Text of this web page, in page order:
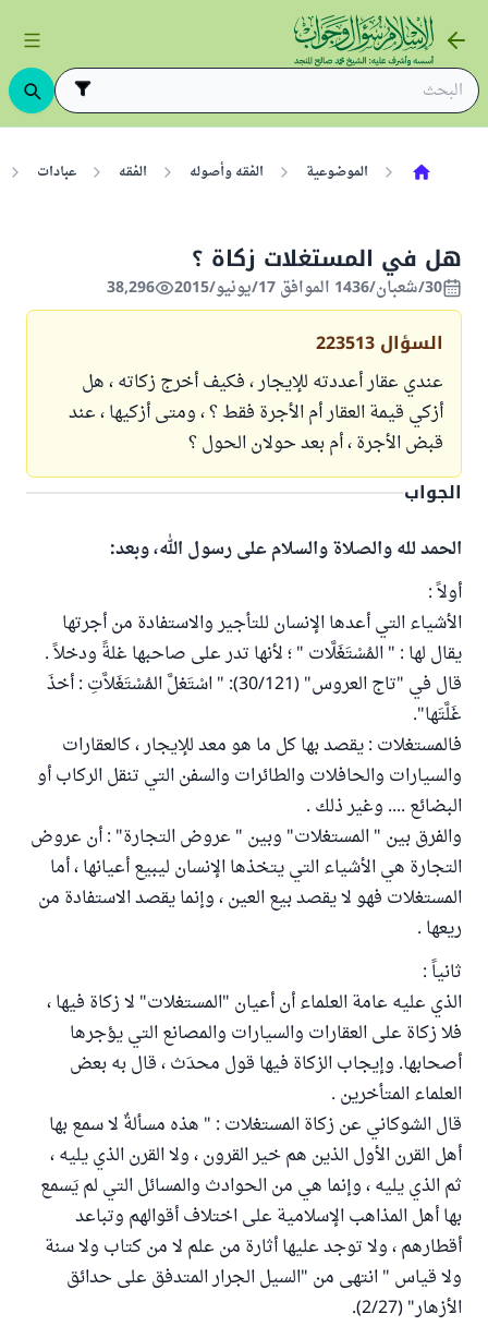
الموضوعية الفقه وأصوله الفقه عبادات
هل في المستغلات زكاة ؟
30/شعبان/1436 الموافق 17/يونيو/2015 38,296
السؤال 223513
عندي عقار أعددته للإيجار ، فكيف أخرج زكاته ، هل
أزكي قيمة العقار أم الأجرة فقط ؟ ، ومتى أزكيها ، عند
قبض الأجرة ، أم بعد حولان الحول ؟
الجواب
الحمد لله والصلاة والسلام على رسول الله، وبعد:
أولاً :
الأشياء التي أعدها الإنسان للتأجير والاستفادة من أجرتها
يقال لها : " المُسْتَغَلَّات " ؛ لأنها تدر على صاحبها غلةً ودخلاً .
قال في "تاج العروس" (30/121): " اسْتَغلَّ المُسْتَغَلاَّتِ : أخذَ
غَلَّتَها".
فالمستغلات : يقصد بها كل ما هو معد للإيجار ، كالعقارات
والسيارات والحافلات والطائرات والسفن التي تنقل الركاب أو
البضائع .... وغير ذلك .
والفرق بين " المستغلات" وبين " عروض التجارة" : أن عروض
التجارة هي الأشياء التي يتخذها الإنسان ليبيع أعيانها ، أما
المستغلات فهو لا يقصد بيع العين ، وإنما يقصد الاستفادة من
ريعها .
ثانياً :
الذي عليه عامة العلماء أن أعيان "المستغلات" لا زكاة فيها ،
فلا زكاة على العقارات والسيارات والمصانع التي يؤجرها
أصحابها. وإيجاب الزكاة فيها قول محدَث ، قال به بعض
العلماء المتأخرين .
قال الشوكاني عن زكاة المستغلات : " هذه مسألةٌ لا سمع بها
أهل القرن الأول الذين هم خير القرون ، ولا القرن الذي يليه ،
ثم الذي يليه ، وإنما هي من الحوادث والمسائل التي لم يَسمع
بها أهل المذاهب الإسلامية على اختلاف أقوالهم وتباعد
أقطارهم ، ولا توجد عليها أثارة من علم لا من كتاب ولا سنة
ولا قياس " انتهى من "السيل الجرار المتدفق على حدائق
الأزهار" (2/27).